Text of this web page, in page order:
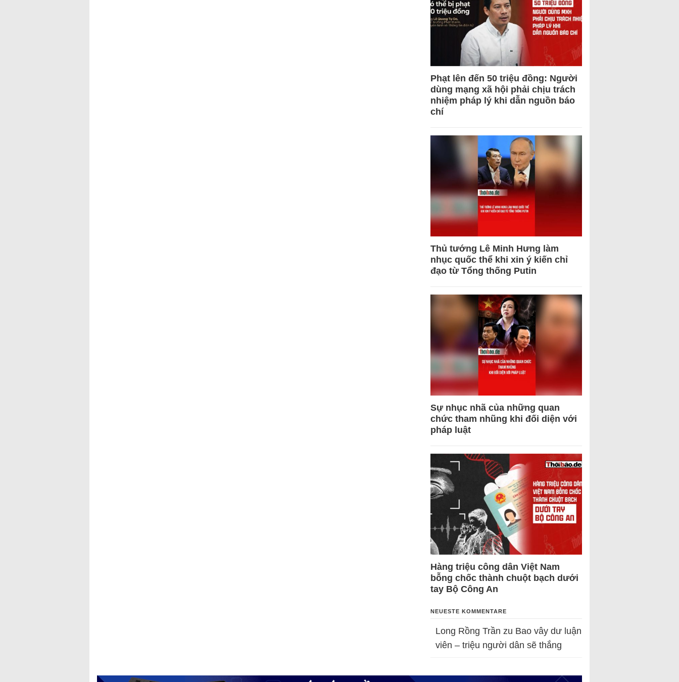
Phạt lên đến 50 triệu đồng: Người
dùng mạng xã hội phải chịu trách
nhiệm pháp lý khi dẫn nguồn báo
chí
Thủ tướng Lê Minh Hưng làm
nhục quốc thể khi xin ý kiến chỉ
đạo từ Tổng thống Putin
Sự nhục nhã của những quan
chức tham nhũng khi đối diện với
pháp luật
Hàng triệu công dân Việt Nam
bỗng chốc thành chuột bạch dưới
tay Bộ Công An
NEUESTE KOMMENTARE
Long Rồng Trần zu Bao vây dư luận
viên – triệu người dân sẽ thắng